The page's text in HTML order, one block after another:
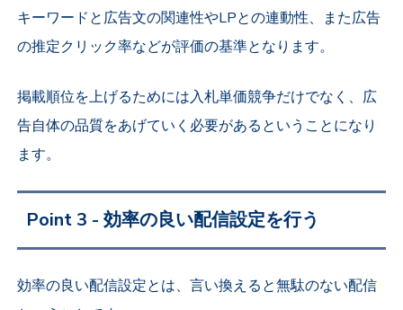
キーワードと広告文の関連性やLPとの連動性、また広告
の推定クリック率などが評価の基準となります。
掲載順位を上げるためには入札単価競争だけでなく、広
告自体の品質をあげていく必要があるということになり
ます。
Point 3 - 効率の良い配信設定を行う
効率の良い配信設定とは、言い換えると無駄のない配信